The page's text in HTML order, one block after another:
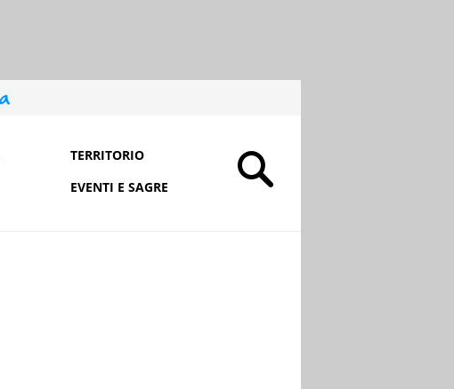
TERRITORIO
EVENTI E SAGRE